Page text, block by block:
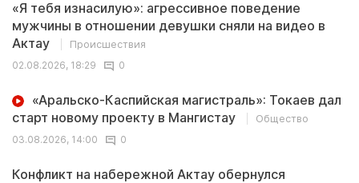
«Я тебя изнасилую»: агрессивное поведение
мужчины в отношении девушки сняли на видео в
Актау
Происшествия
02.08.2026, 18:29
0
«Аральско-Каспийская магистраль»: Токаев дал
старт новому проекту в Мангистау
Общество
03.08.2026, 14:00
0
Конфликт на набережной Актау обернулся